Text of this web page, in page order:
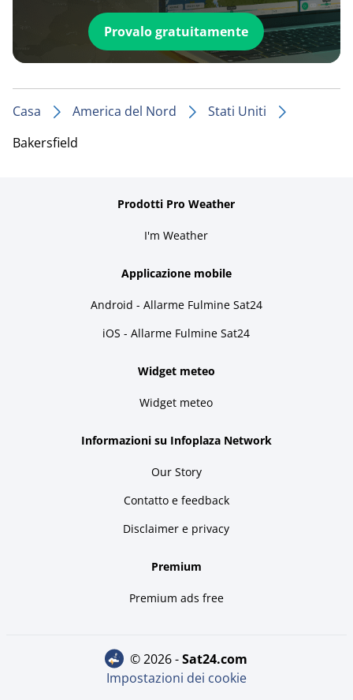
Provalo gratuitamente
Casa America del Nord
Stati Uniti
Bakersfield
Prodotti Pro Weather
I'm Weather
Applicazione mobile
Android - Allarme Fulmine Sat24
iOS - Allarme Fulmine Sat24
Widget meteo
Widget meteo
Informazioni su Infoplaza Network
Our Story
Contatto e feedback
Disclaimer e privacy
Premium
Premium ads free
© 2026 - sat24.com
Impostazioni dei cookie